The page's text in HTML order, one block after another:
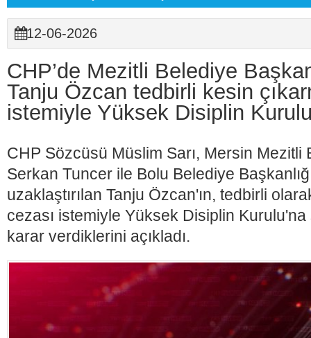
12-06-2026
CHP’de Mezitli Belediye
Tanju Özcan tedbirli kesin
istemiyle Yüksek Disiplin
CHP Sözcüsü Müslim Sarı, Mersin Mezitli
Serkan Tuncer ile Bolu Belediye
uzaklaştırılan Tanju Özcan'ın, tedbirli
cezası istemiyle Yüksek Disiplin
karar verdiklerini açıkladı.